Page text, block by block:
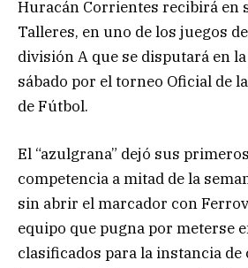
Huracán Corrientes recibirá en
Talleres, en uno de los juegos
división A que se disputará en
sábado por el torneo Oficial de
de Fútbol.
El “azulgrana” dejó sus
competencia a mitad de la
sin abrir el marcador con
equipo que pugna por meterse
clasificados para la instancia